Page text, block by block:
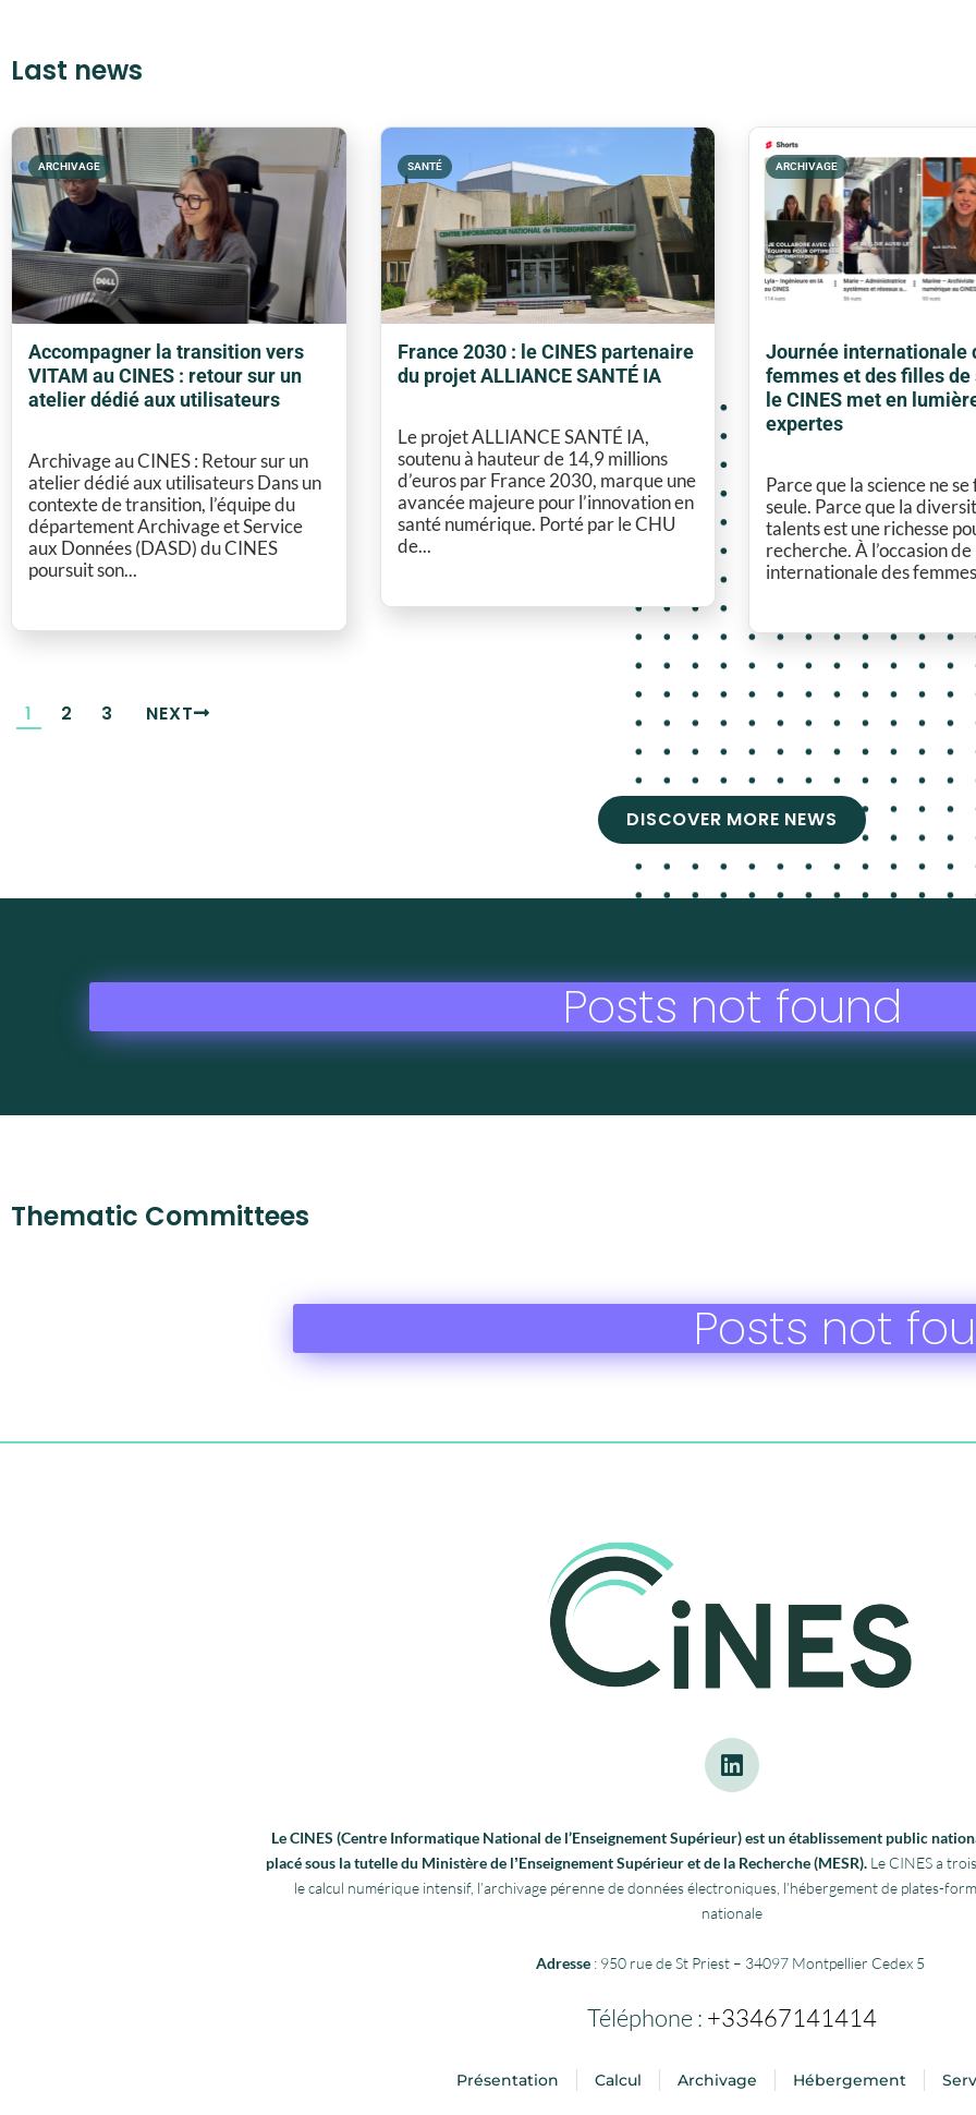
Last news
ARCHIVAGE
Accompagner la transition vers
VITAM au CINES : retour sur un
atelier dédié aux utilisateurs
Archivage au CINES : Retour sur un
atelier dédié aux utilisateurs Dans un
contexte de transition, l’équipe du
département Archivage et Service
aux Données (DASD) du CINES
poursuit son...
SANTÉ
France 2030 : le CINES partenaire
du projet ALLIANCE SANTÉ IA
Le projet ALLIANCE SANTÉ IA,
soutenu à hauteur de 14,9 millions
d’euros par France 2030, marque une
avancée majeure pour l’innovation en
santé numérique. Porté par le CHU
de...
ARCHIVAGE
Journée internationale
femmes et des filles de
le CINES met en
expertes
Parce que la science ne se
seule. Parce que la
talents est une richesse
recherche. À l’occasion
internationale des
1 2 3 NEXT
DISCOVER MORE NEWS
Posts not found
Thematic Committees
Posts not
Le CINES (Centre Informatique National de l’Enseignement Supérieur) est un établissement public
placé sous la tutelle du Ministère de lʼEnseignement Supérieur et de la Recherche (MESR). Le CINES a
le calcul numérique intensif, l’archivage pérenne de données électroniques, l’hébergement de plates-
nationale
Adresse : 950 rue de St Priest – 34097 Montpellier Cedex 5
Téléphone : +33467141414
Présentation Calcul Archivage Hébergement